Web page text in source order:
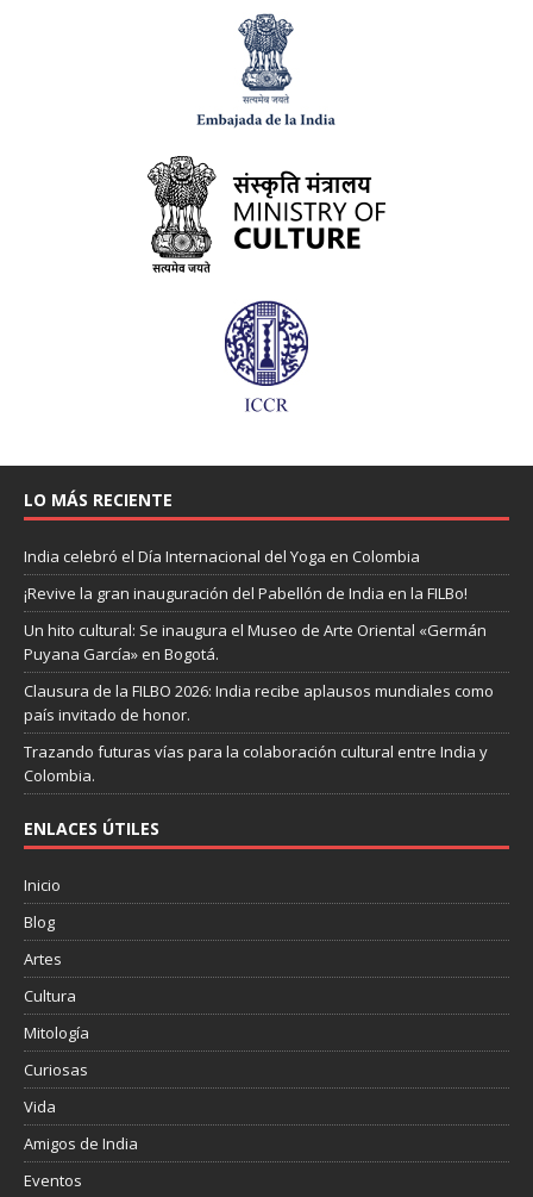
LO MÁS RECIENTE
India celebró el Día Internacional del Yoga en Colombia
¡Revive la gran inauguración del Pabellón de India en la FILBo!
Un hito cultural: Se inaugura el Museo de Arte Oriental «Germán
Puyana García» en Bogotá.
Clausura de la FILBO 2026: India recibe aplausos mundiales como
país invitado de honor.
Trazando futuras vías para la colaboración cultural entre India y
Colombia.
ENLACES ÚTILES
Inicio
Blog
Artes
Cultura
Mitología
Curiosas
Vida
Amigos de India
Eventos